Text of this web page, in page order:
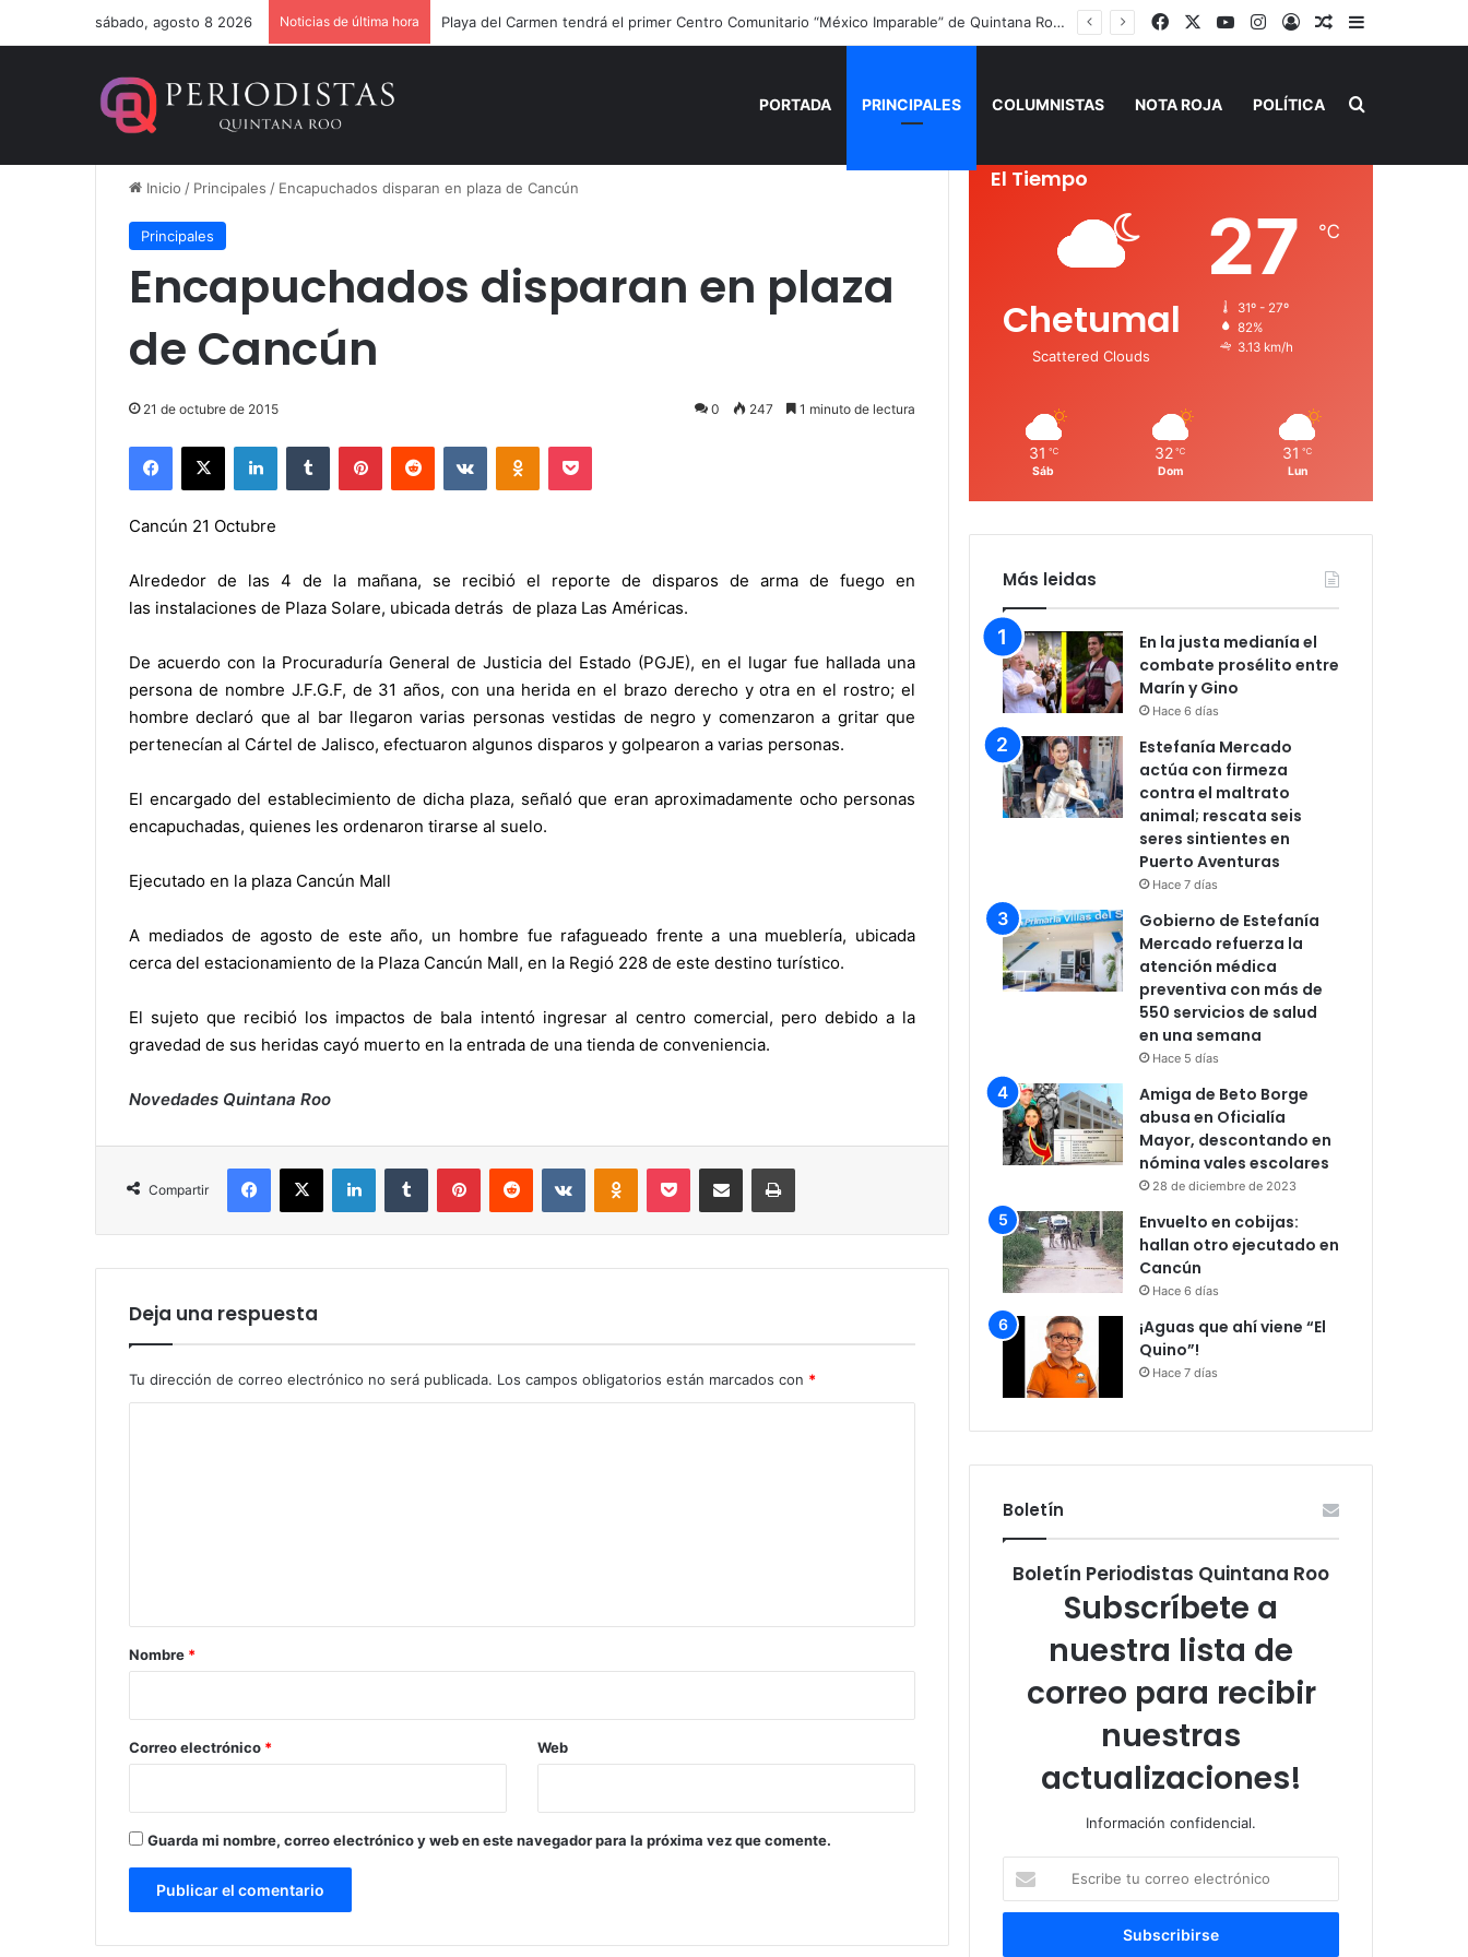
sábado, agosto 8 2026 Noticias de última hora Playa del Carmen tendrá el primer Centro Comunitario “México Imparable” de Quintana Roo: Mara Lezama FacebookYouTubeInstagram
AccesoPublicación al
Barra lateral
PORTADA PRINCIPALES COLUMNISTAS NOTA ROJA POLÍTICA Buscar por
Inicio / Principales / Encapuchados disparan en plaza de Cancún
Principales
Encapuchados disparan en plaza
de Cancún
21 de octubre de 2015 0 247 1 minuto de lectura
Facebook
X LinkedInTumblr PinterestReddit VKontakteOdnoklassniki
Pocket
Cancún 21 Octubre
Alrededor de las 4 de la mañana, se recibió el reporte de disparos de arma de fuego en
las instalaciones de Plaza Solare, ubicada detrás de plaza Las Américas.
De acuerdo con la Procuraduría General de Justicia del Estado (PGJE), en el lugar fue hallada una
persona de nombre J.F.G.F, de 31 años, con una herida en el brazo derecho y otra en el rostro; el
hombre declaró que al bar llegaron varias personas vestidas de negro y comenzaron a gritar que
pertenecían al Cártel de Jalisco, efectuaron algunos disparos y golpearon a varias personas.
El encargado del establecimiento de dicha plaza, señaló que eran aproximadamente ocho personas
encapuchadas, quienes les ordenaron tirarse al suelo.
Ejecutado en la plaza Cancún Mall
A mediados de agosto de este año, un hombre fue rafagueado frente a una mueblería, ubicada
cerca del estacionamiento de la Plaza Cancún Mall, en la Regió 228 de este destino turístico.
El sujeto que recibió los impactos de bala intentó ingresar al centro comercial, pero debido a la
gravedad de sus heridas cayó muerto en la entrada de una tienda de conveniencia.
Novedades Quintana Roo
Compartir
Facebook
X LinkedInTumblr PinterestReddit VKontakteOdnoklassniki
Pocket Compartir por correo electrónicoImprimir
Deja una respuesta
Tu dirección de correo electrónico no será publicada. Los campos obligatorios están marcados con *
r
*
Nombre *
Correo electrónico * Web
Guarda mi nombre, correo electrónico y web en este navegador para la próxima vez que comente.
El Tiempo
Chetumal
Scattered Clouds
27 ℃
31º - 27º
82%
3.13 km/h
31 ℃
Sáb
32 ℃
Dom
31 ℃
Lun
Más leidas
En la justa medianía el
combate prosélito entre
Marín y Gino
Hace 6 días
Estefanía Mercado
actúa con firmeza
contra el maltrato
animal; rescata seis
seres sintientes en
Puerto Aventuras
Hace 7 días
Gobierno de Estefanía
Mercado refuerza la
atención médica
preventiva con más de
550 servicios de salud
en una semana
Hace 5 días
Amiga de Beto Borge
abusa en Oficialía
Mayor, descontando en
nómina vales escolares
28 de diciembre de 2023
Envuelto en cobijas:
hallan otro ejecutado en
Cancún
Hace 6 días
¡Aguas que ahí viene “El
Quino”!
Hace 7 días
Boletín
Boletín Periodistas Quintana Roo
Subscríbete a
nuestra lista de
correo para recibir
nuestras
actualizaciones!
Información confidencial.
tu
correo